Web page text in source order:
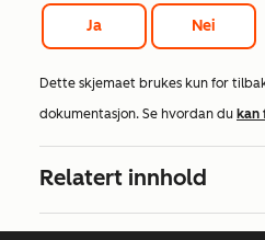
Ja Nei
Dette skjemaet brukes kun for
dokumentasjon. Se hvordan du kan
Relatert innhold